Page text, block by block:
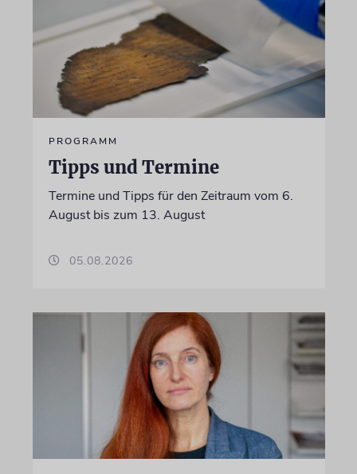
PROGRAMM
Tipps und Termine
Termine und Tipps für den Zeitraum vom 6.
August bis zum 13. August
05.08.2026